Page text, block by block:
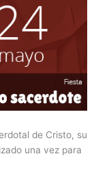
de Cristo, su
una vez para